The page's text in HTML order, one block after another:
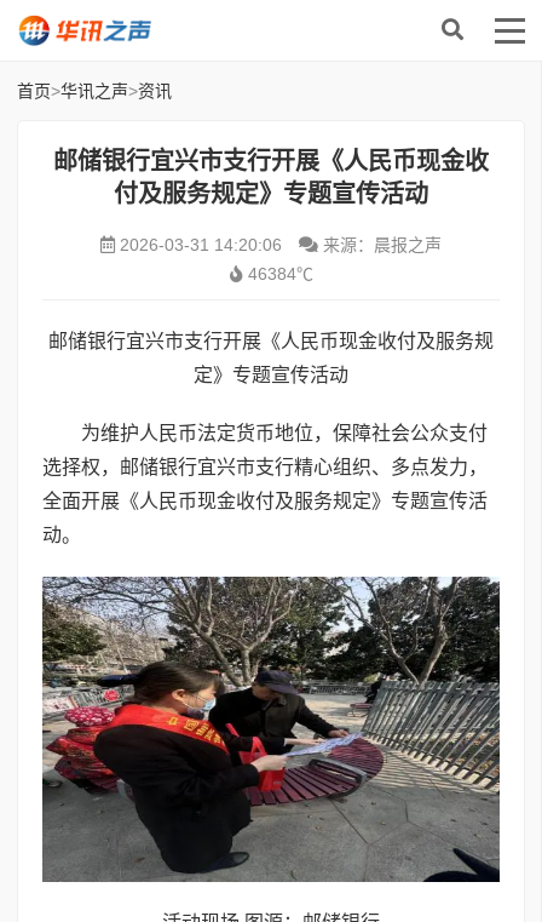
首页>华讯之声>资讯
邮储银行宜兴市支行开展《人民币现金收
付及服务规定》专题宣传活动
2026-03-31 14:20:06
来源：晨报之声
46384℃
邮储银行宜兴市支行开展《人民币现金收付及服务规
定》专题宣传活动
为维护人民币法定货币地位，保障社会公众支付
选择权，邮储银行宜兴市支行精心组织、多点发力，
全面开展《人民币现金收付及服务规定》专题宣传活
动。